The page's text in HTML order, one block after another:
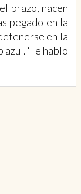
brazo, nacen
pegado en la
en la
‘Te hablo